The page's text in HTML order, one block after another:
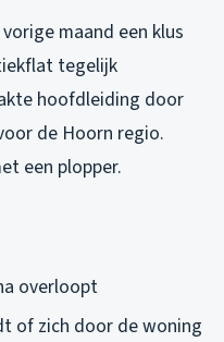
maand een klus
tegelijk
hoofdleiding door
de Hoorn regio.
een plopper.
overloopt
of zich door de woning